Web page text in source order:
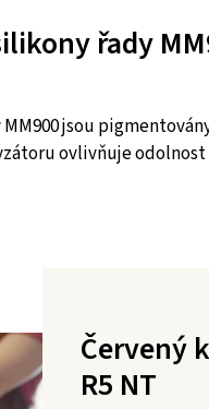
řady
jsou
ovlivňuje
Červený
R5 NT